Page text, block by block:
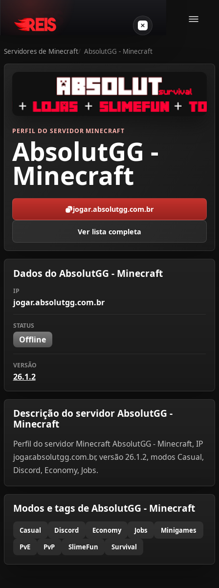
Outros jogos
Crie seu servidor
Servidores de Minecraft AbsolutGG - Minecraft
PERFIL DO SERVIDOR MINECRAFT
AbsolutGG -
Minecraft
jogar.absolutgg.com.br
Ver lista completa
Dados do AbsolutGG - Minecraft
IP
jogar.absolutgg.com.br
STATUS
Offline
VERSÃO
26.1.2
Descrição do servidor AbsolutGG -
Minecraft
Perfil do servidor Minecraft AbsolutGG - Minecraft, IP
jogar.absolutgg.com.br, versão 26.1.2, modos Casual,
Discord, Economy, Jobs.
Modos e tags de AbsolutGG - Minecraft
Casual Discord Economy Jobs
Minigames
PvE
PvP SlimeFun Survival